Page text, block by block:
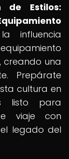
de Estilos:
influencia
creando una
Prepárate
cultura en
listo para
viaje con
el legado del